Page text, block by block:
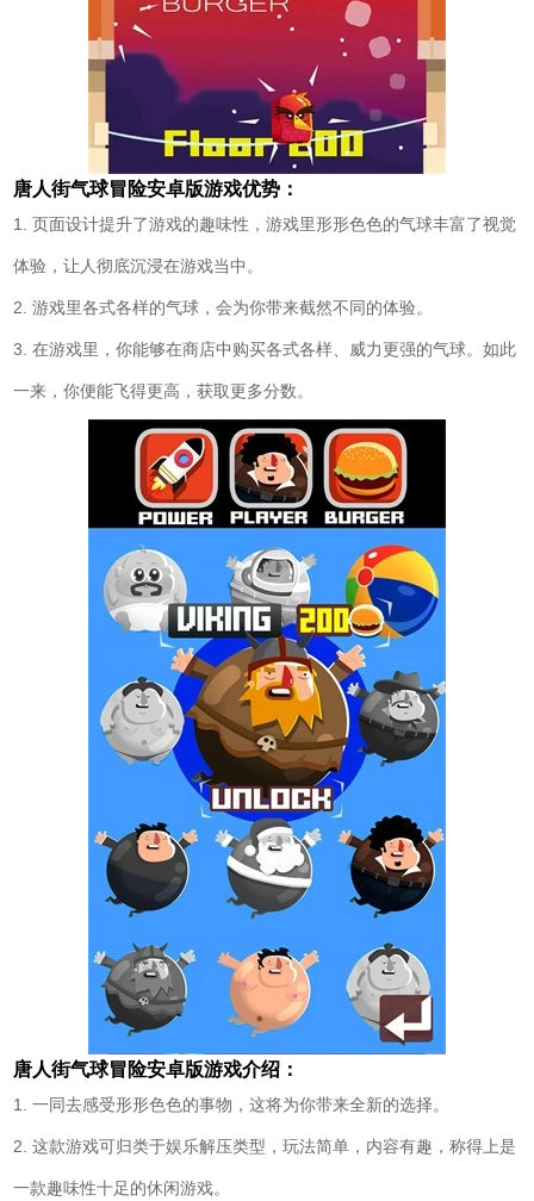
唐人街气球冒险安卓版游戏优势：
1. 页面设计提升了游戏的趣味性，游戏里形形色色的气球丰富了视觉
体验，让人彻底沉浸在游戏当中。
2. 游戏里各式各样的气球，会为你带来截然不同的体验。
3. 在游戏里，你能够在商店中购买各式各样、威力更强的气球。如此
一来，你便能飞得更高，获取更多分数。
唐人街气球冒险安卓版游戏介绍：
1. 一同去感受形形色色的事物，这将为你带来全新的选择。
2. 这款游戏可归类于娱乐解压类型，玩法简单，内容有趣，称得上是
一款趣味性十足的休闲游戏。